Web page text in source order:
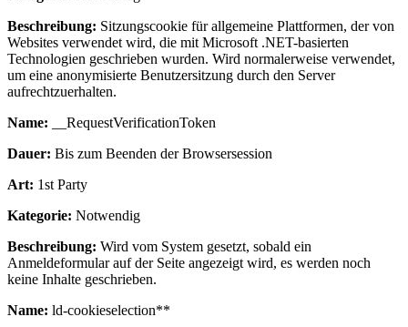
Beschreibung: Sitzungscookie für allgemeine Plattformen, der von
Websites verwendet wird, die mit Microsoft .NET-basierten
Technologien geschrieben wurden. Wird normalerweise verwendet,
um eine anonymisierte Benutzersitzung durch den Server
aufrechtzuerhalten.
Name: __RequestVerificationToken
Dauer: Bis zum Beenden der Browsersession
Art: 1st Party
Kategorie: Notwendig
Beschreibung: Wird vom System gesetzt, sobald ein
Anmeldeformular auf der Seite angezeigt wird, es werden noch
keine Inhalte geschrieben.
Name: ld-cookieselection**